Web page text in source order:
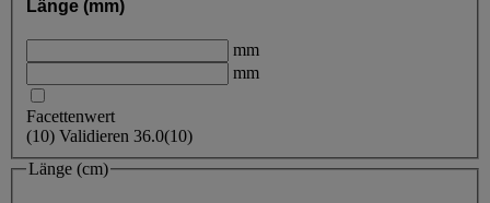
Länge (mm)
mm
mm
Facettenwert
(10) Validieren 36.0(10)
Länge (cm)